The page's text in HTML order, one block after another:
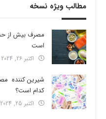
مطالب ویژه نسخه
است
اکتبر 26, 2024
شیرین کننده
کدام است؟
اکتبر 25, 2024